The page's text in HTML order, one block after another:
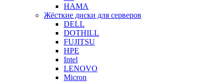
HAMA
Жёсткие диски для серверов
DELL
DOTHILL
FUJITSU
HPE
Intel
LENOVO
Micron